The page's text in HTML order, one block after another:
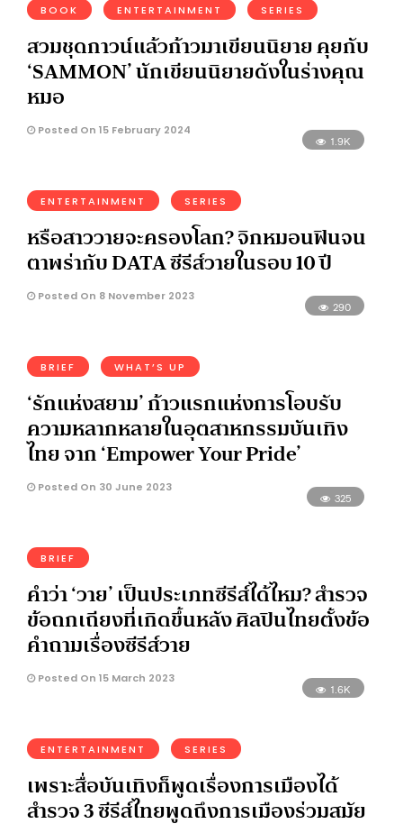
BOOK ENTERTAINMENT SERIES
สวมชุดกาวน์แล้วก้าวมาเขียนนิยาย คุยกับ
‘SAMMON’ นักเขียนนิยายดังในร่างคุณ
หมอ
Posted On 15 February 2024
1.9K
ENTERTAINMENT SERIES
หรือสาววายจะครองโลก? จิกหมอนฟินจน
ตาพร่ากับ DATA ซีรีส์วายในรอบ 10 ปี
Posted On 8 November 2023
290
BRIEF WHAT’S UP
‘รักแห่งสยาม’ ก้าวแรกแห่งการโอบรับ
ความหลากหลายในอุตสาหกรรมบันเทิง
ไทย จาก ‘Empower Your Pride’
Posted On 30 June 2023
325
BRIEF
คำว่า ‘วาย’ เป็นประเภทซีรีส์ได้ไหม? สำรวจ
ข้อถกเถียงที่เกิดขึ้นหลัง ศิลปินไทยตั้งข้อ
คำถามเรื่องซีรีส์วาย
Posted On 15 March 2023
1.6K
ENTERTAINMENT SERIES
เพราะสื่อบันเทิงก็พูดเรื่องการเมืองได้
สำรวจ 3 ซีรีส์ไทยพูดถึงการเมืองร่วมสมัย